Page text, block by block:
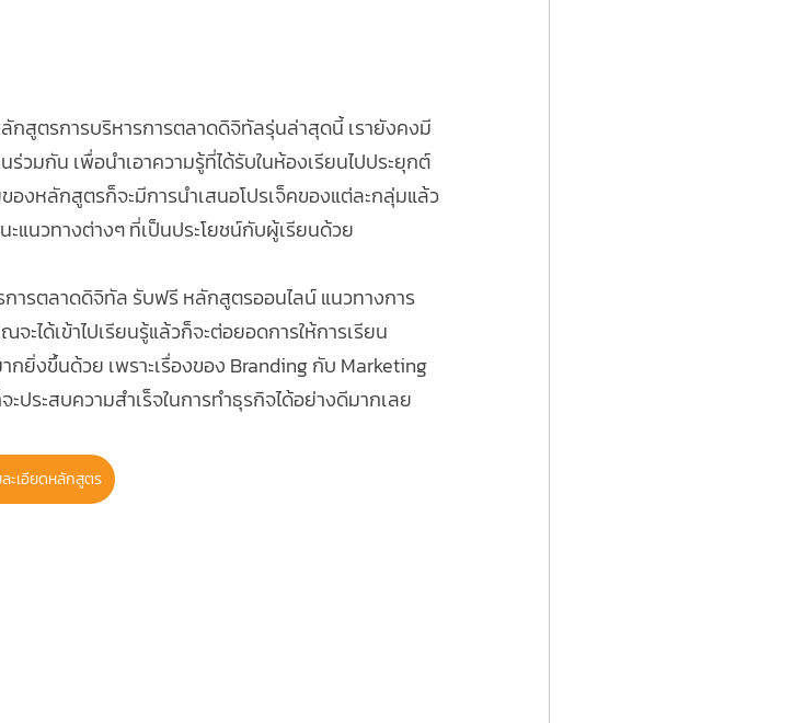
กสูตรการบริหารการตลาดดิจิทัลรุ่นล่าสุดนี้ เรายังคงมี
ร่วมกัน เพื่อนำเอาความรู้ที่ได้รับในห้องเรียนไปประยุกต์
องหลักสูตรก็จะมีการนำเสนอโปรเจ็คของแต่ละกลุ่มแล้ว
แนวทางต่างๆ ที่เป็นประโยชน์กับผู้เรียนด้วย
ารตลาดดิจิทัล รับฟรี หลักสูตรออนไลน์ แนวทางการ
ได้เข้าไปเรียนรู้แล้วก็จะต่อยอดการให้การเรียน
ยิ่งขึ้นด้วย เพราะเรื่องของ Branding กับ Marketing
ประสบความสำเร็จในการทำธุรกิจได้อย่างดีมากเลย
ะเอียดหลักสูตร